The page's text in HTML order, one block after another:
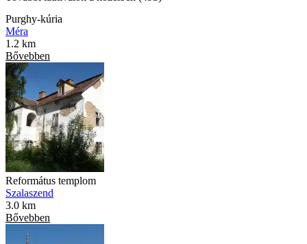
Purghy-kúria
Méra
1.2 km
Bővebben
Református templom
Szalaszend
3.0 km
Bővebben